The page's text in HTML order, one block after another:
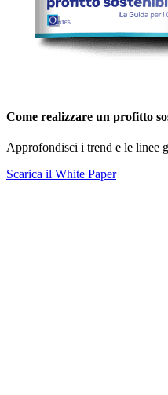
Come realizzare un profitto
Approfondisci i trend e le linee
Scarica il White Paper